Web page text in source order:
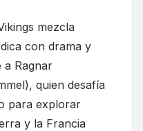
mezcla
con drama y
a Ragnar
quien desafía
para explorar
y la Francia